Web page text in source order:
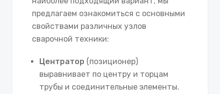
предлагаем ознакомиться с основными
свойствами различных узлов
сварочной техники:
Центратор (позиционер)
выравнивает по центру и торцам
трубы и соединительные элементы.